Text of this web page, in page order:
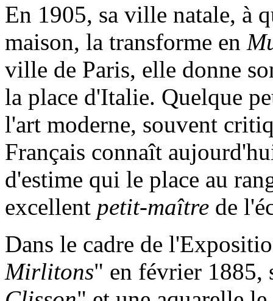
En 1905, sa ville natale, à
maison, la transforme en
ville de Paris, elle donne
la place d'Italie. Quelque
l'art moderne, souvent
Français connaît
d'estime qui le place au
excellent petit-maître de
Dans le cadre de
Mirlitons" en février 1885,